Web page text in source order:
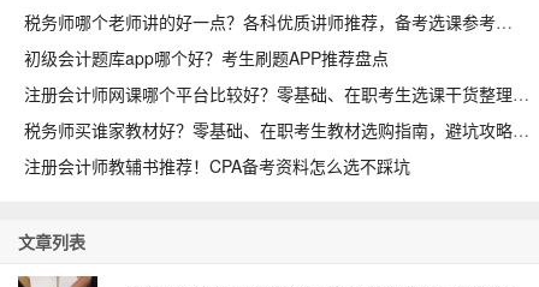
税务师哪个老师讲的好一点？各科优质讲师推荐，备考选课参考
初级会计题库app哪个好？考生刷题APP推荐盘点
注册会计师网课哪个平台比较好？零基础、在职考生选课干货整理
税务师买谁家教材好？零基础、在职考生教材选购指南，避坑攻略收好
注册会计师教辅书推荐！CPA备考资料怎么选不踩坑
文章列表